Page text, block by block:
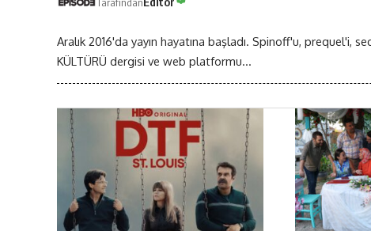
Aralık 2016'da yayın hayatına başladı. Spinoff'u, prequel'i,
KÜLTÜRÜ dergisi ve web platformu...